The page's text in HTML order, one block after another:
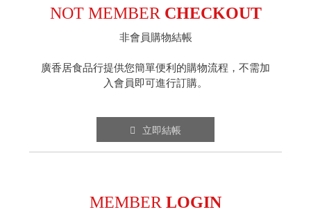
忘記密碼NOT MEMBER CHECKOUT
非會員購物結帳
廣香居食品行提供您簡單便利的購物流程，不需加
入會員即可進行訂購。
立即結帳
MEMBER LOGIN